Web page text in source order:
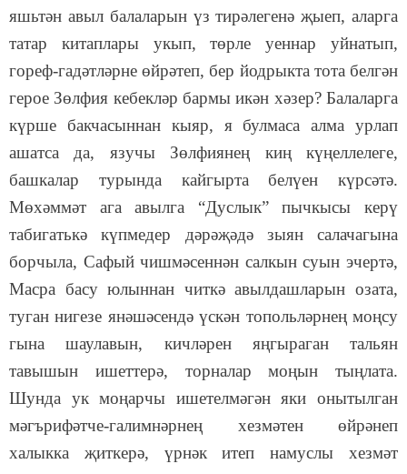
яшьтән авыл балаларын үз тирәлегенә җыеп, аларга
татар китаплары укып, төрле уеннар уйнатып,
гореф-гадәтләрне өйрәтеп, бер йодрыкта тота белгән
герое Зөлфия кебекләр бармы икән хәзер? Балаларга
күрше бакчасыннан кыяр, я булмаса алма урлап
ашатса да, язучы Зөлфиянең киң күңеллелеге,
башкалар турында кайгырта белүен күрсәтә.
Мөхәммәт ага авылга “Дуслык” пычкысы керү
табигатькә күпмедер дәрәҗәдә зыян салачагына
борчыла, Сафый чишмәсеннән салкын суын эчертә,
Масра басу юлыннан читкә авылдашларын озата,
туган нигезе янәшәсендә үскән топольләрнең моңсу
гына шаулавын, кичләрен яңгыраган тальян
тавышын ишеттерә, торналар моңын тыңлата.
Шунда ук моңарчы ишетелмәгән яки онытылган
мәгърифәтче-галимнәрнең хезмәтен өйрәнеп
халыкка җиткерә, үрнәк итеп намуслы хезмәт